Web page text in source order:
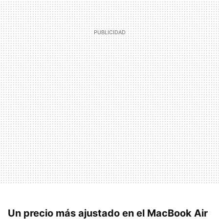
Un precio más ajustado en el MacBook Air